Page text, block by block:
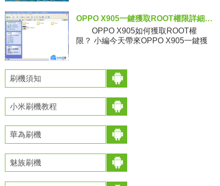
OPPO X905一鍵獲取ROOT權限詳細圖文教程
OPPO X905如何獲取ROOT權
限？ 小編今天帶來OPPO X905一鍵獲
刷機須知
小米刷機教程
華為刷機
魅族刷機